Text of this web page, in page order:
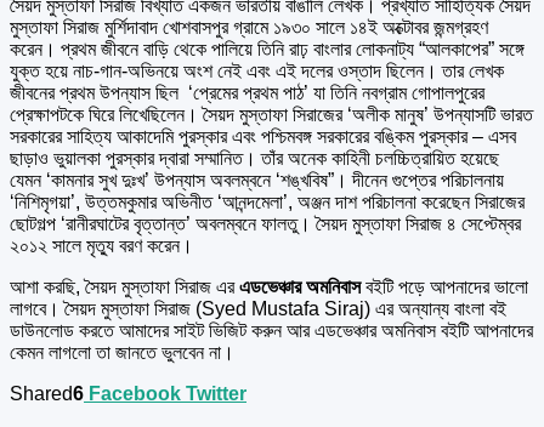
সৈয়দ মুস্তাফা সিরাজ বিখ্যাত একজন ভারতীয় বাঙালি লেখক। প্রখ্যাত সাহিত্যিক সৈয়দ
মুস্তাফা সিরাজ মুর্শিদাবাদ খোশবাসপুর গ্রামে ১৯৩০ সালে ১৪ই অক্টোবর জন্মগ্রহণ
করেন। প্রথম জীবনে বাড়ি থেকে পালিয়ে তিনি রাঢ় বাংলার লোকনাট্য “আলকাপের” সঙ্গে
যুক্ত হয়ে নাচ-গান-অভিনয়ে অংশ নেই এবং এই দলের ওস্তাদ ছিলেন। তার লেখক
জীবনের প্রথম উপন্যাস ছিল ‘প্রেমের প্রথম পাঠ’ যা তিনি নবগ্রাম গোপালপুরের
প্রেক্ষাপটকে ঘিরে লিখেছিলেন। সৈয়দ মুস্তাফা সিরাজের ‘অলীক মানুষ’ উপন্যাসটি ভারত
সরকারের সাহিত্য আকাদেমি পুরস্কার এবং পশ্চিমবঙ্গ সরকারের বঙ্কিম পুরস্কার – এসব
ছাড়াও ভুয়ালকা পুরস্কার দ্বারা সম্মানিত। তাঁর অনেক কাহিনী চলচ্চিত্রায়িত হয়েছে
যেমন ‘কামনার সুখ দুঃখ’ উপন্যাস অবলম্বনে ‘শঙ্খবিষ”। দীনেন গুপ্তের পরিচালনায়
‘নিশিমৃগয়া’, উত্তমকুমার অভিনীত ‘আনন্দমেলা’, অঞ্জন দাশ পরিচালনা করেছেন সিরাজের
ছোটগল্প ‘রানীরঘাটের বৃত্তান্ত’ অবলম্বনে ফালতু। সৈয়দ মুস্তাফা সিরাজ ৪ সেপ্টেম্বর
২০১২ সালে মৃত্যু বরণ করেন।
আশা করছি, সৈয়দ মুস্তাফা সিরাজ এরএডভেঞ্চার অমনিবাসবইটি পড়ে আপনাদের ভালো
লাগবে। সৈয়দ মুস্তাফা সিরাজ (Syed Mustafa Siraj) এর অন্যান্য বাংলা বই
ডাউনলোড করতে আমাদের সাইট ভিজিট করুন আর এডভেঞ্চার অমনিবাস বইটি আপনাদের
কেমন লাগলো তা জানতে ভুলবেন না।
Shared6 Facebook Twitter